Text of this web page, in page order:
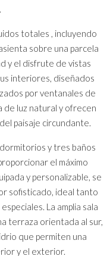
totales , incluyendo
sobre una parcela
y el disfrute de vistas
interiores, diseñados
por ventanales de
de luz natural y ofrecen
paisaje circundante.
y tres baños
el máximo
y personalizable, se
sofisticado, ideal tanto
La amplia sala
terraza orientada al sur,
que permiten una
y el exterior.